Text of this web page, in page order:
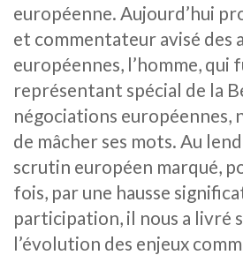
européenne. Aujourd’hui
et commentateur avisé des
européennes, l’homme, qui
représentant spécial de la
négociations européennes,
de mâcher ses mots. Au
scrutin européen marqué,
fois, par une hausse
participation, il nous a livré
l’évolution des enjeux